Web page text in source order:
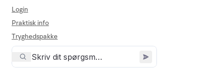
Login
Praktisk info
Tryghedspakke